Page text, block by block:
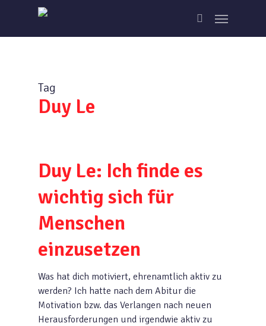
main
search
Menu
Tag
Duy Le
Duy Le: Ich finde es
wichtig sich für
Menschen
einzusetzen
Was hat dich motiviert, ehrenamtlich aktiv zu
werden? Ich hatte nach dem Abitur die
Motivation bzw. das Verlangen nach neuen
Herausforderungen und irgendwie aktiv zu